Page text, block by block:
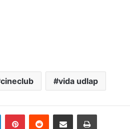
cineclub vida udlap
LinkedInPinterestReddit Share via Email Print